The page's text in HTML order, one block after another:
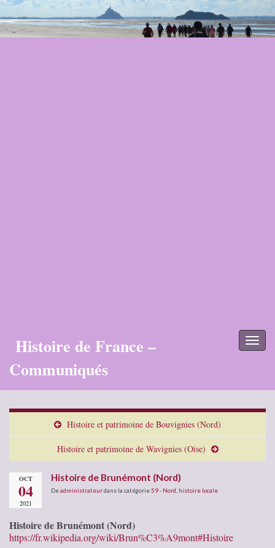
Histoire de France –
Communiqués
Histoire et patrimoine de Bouvignies (Nord)
Histoire et patrimoine de Wavignies (Oise)
OCT
04
2021
Histoire de Brunémont (Nord)
Deadministrateurdans la catégorie 59 - Nord histoire locale
Histoire de Brunémont (Nord)
https://fr.wikipedia.org/wiki/Brun%C3%A9mont#Histoire